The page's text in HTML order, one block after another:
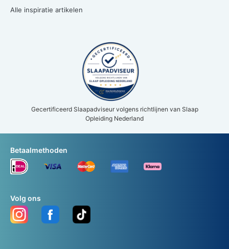
Alle inspiratie artikelen
Gecertificeerd Slaapadviseur volgens richtlijnen van Slaap
Opleiding Nederland
Volg ons
Betaalmethoden